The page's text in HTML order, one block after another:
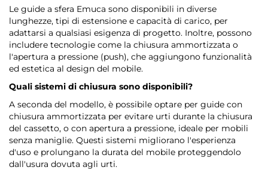
Le guide a sfera Emuca sono disponibili in diverse
lunghezze, tipi di estensione e capacità di carico, per
adattarsi a qualsiasi esigenza di progetto. Inoltre, possono
includere tecnologie come la chiusura ammortizzata o
l'apertura a pressione (push), che aggiungono funzionalità
ed estetica al design del mobile.
Quali sistemi di chiusura sono disponibili?
A seconda del modello, è possibile optare per guide con
chiusura ammortizzata per evitare urti durante la chiusura
del cassetto, o con apertura a pressione, ideale per mobili
senza maniglie. Questi sistemi migliorano l'esperienza
d'uso e prolungano la durata del mobile proteggendolo
dall'usura dovuta agli urti.